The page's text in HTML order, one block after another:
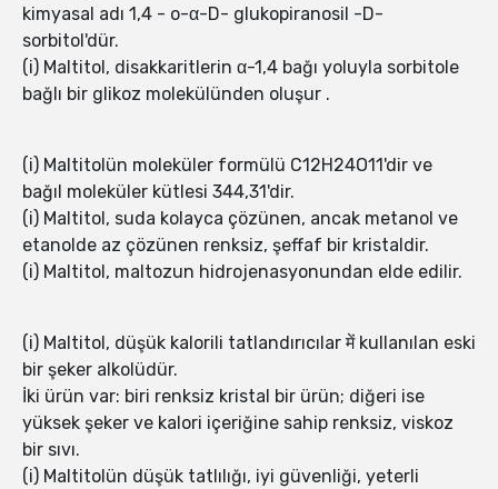
kimyasal adı 1,4 - o-α-D- glukopiranosil -D-
sorbitol'dür.
(i) Maltitol, disakkaritlerin α-1,4 bağı yoluyla sorbitole
bağlı bir glikoz molekülünden oluşur .
(i) Maltitolün moleküler formülü C12H24O11'dir ve
bağıl moleküler kütlesi 344,31'dir.
(i) Maltitol, suda kolayca çözünen, ancak metanol ve
etanolde az çözünen renksiz, şeffaf bir kristaldir.
(i) Maltitol, maltozun hidrojenasyonundan elde edilir.
(i) Maltitol, düşük kalorili tatlandırıcılar में kullanılan eski
bir şeker alkolüdür.
İki ürün var: biri renksiz kristal bir ürün; diğeri ise
yüksek şeker ve kalori içeriğine sahip renksiz, viskoz
bir sıvı.
(i) Maltitolün düşük tatlılığı, iyi güvenliği, yeterli